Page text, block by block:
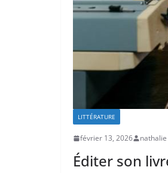
LITTÉRATURE
février 13, 2026 nathalie
Éditer son